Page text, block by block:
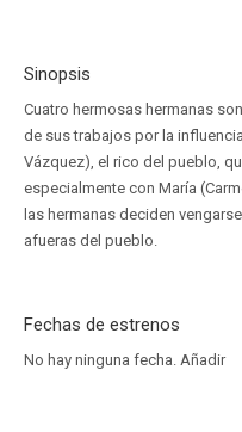
Sinopsis
Cuatro hermosas hermanas
de sus trabajos por la
Vázquez), el rico del pueblo,
especialmente con María
las hermanas deciden
afueras del pueblo.
Fechas de estrenos
No hay ninguna fecha. Añadir